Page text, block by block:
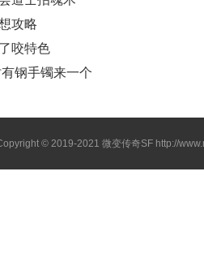
攻略
咬特色
钢手镯来一个
© 2019-2021 微变传奇SF http://